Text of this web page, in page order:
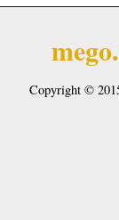
Copyright ©